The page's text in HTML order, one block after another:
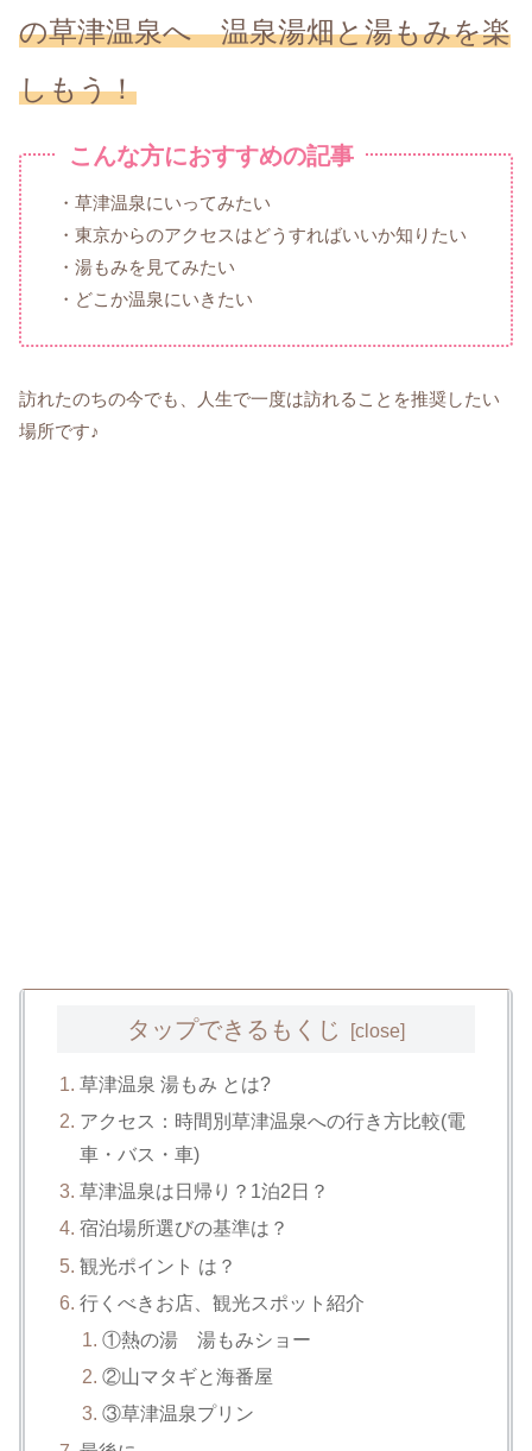
の草津温泉へ 温泉湯畑と湯もみを楽
しもう！
こんな方におすすめの記事
・草津温泉にいってみたい
・東京からのアクセスはどうすればいいか知りたい
・湯もみを見てみたい
・どこか温泉にいきたい
訪れたのちの今でも、人生で一度は訪れることを推奨したい
場所です♪
タップできるもくじ
草津温泉 湯もみ とは?
アクセス：時間別草津温泉への行き方比較(電
車・バス・車)
草津温泉は日帰り？1泊2日？
宿泊場所選びの基準は？
観光ポイント は？
行くべきお店、観光スポット紹介
①熱の湯 湯もみショー
②山マタギと海番屋
③草津温泉プリン